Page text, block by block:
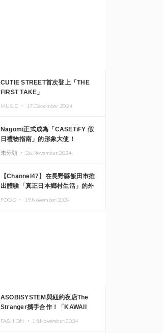
CUTIE STREET首次登上「THE
FIRST TAKE」
MUSIC ・ 17.December.2024
Nagomi正式成為「CASETiFY 假
日禮物指南」的形象大使！
未分類 ・ 26.November.2024
【Channel47】在長野縣飯田市推
出體驗「真正日本鄉村生活」的外
FOOD ・ 19.November.2024
ASOBISYSTEM與紐約夜店The
Stranger攜手合作！「KAWAII
FASHION ・ 15.November.2024